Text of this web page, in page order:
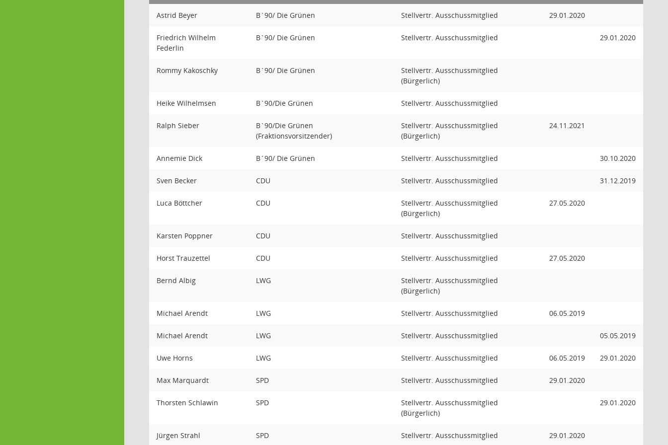
Astrid Beyer B`90/ Die Grünen Stellvertr. Ausschussmitglied 29.01.2020
Friedrich Wilhelm
Federlin
B`90/ Die Grünen Stellvertr. Ausschussmitglied 29.01.2020
Rommy Kakoschky B`90/ Die Grünen
Stellvertr. Ausschussmitglied
(Bürgerlich)
Heike Wilhelmsen B`90/Die Grünen Stellvertr. Ausschussmitglied
Ralph Sieber
B`90/Die Grünen
(Fraktionsvorsitzender)
Stellvertr. Ausschussmitglied
(Bürgerlich)
24.11.2021
Annemie Dick B´90/ Die Grünen Stellvertr. Ausschussmitglied 30.10.2020
Sven Becker CDU Stellvertr. Ausschussmitglied 31.12.2019
Luca Böttcher CDU
Stellvertr. Ausschussmitglied
(Bürgerlich)
27.05.2020
Karsten Poppner CDU Stellvertr. Ausschussmitglied
Horst Trauzettel CDU Stellvertr. Ausschussmitglied 27.05.2020
Bernd Albig LWG
Stellvertr. Ausschussmitglied
(Bürgerlich)
Michael Arendt LWG Stellvertr. Ausschussmitglied 06.05.2019
Michael Arendt LWG Stellvertr. Ausschussmitglied 05.05.2019
Uwe Horns LWG Stellvertr. Ausschussmitglied 06.05.2019 29.01.2020
Max Marquardt SPD Stellvertr. Ausschussmitglied 29.01.2020
Thorsten Schlawin SPD
Stellvertr. Ausschussmitglied
(Bürgerlich)
29.01.2020
Jürgen Strahl SPD Stellvertr. Ausschussmitglied 29.01.2020